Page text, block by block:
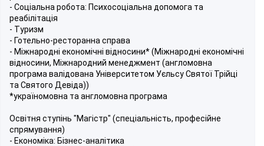
- Соціальна робота: Психосоціальна допомога та
реабілітація
- Туризм
- Готельно-ресторанна справа
- Міжнародні економічні відносини* (Міжнародні економічні
відносини, Міжнародний менеджмент (англомовна
програма валідована Університетом Уєльсу Святої Трійці
та Святого Девіда))
*україномовна та англомовна програма
Освітня ступінь "Магістр" (спеціальність, професійне
спрямування)
- Економіка: Бізнес-аналітика